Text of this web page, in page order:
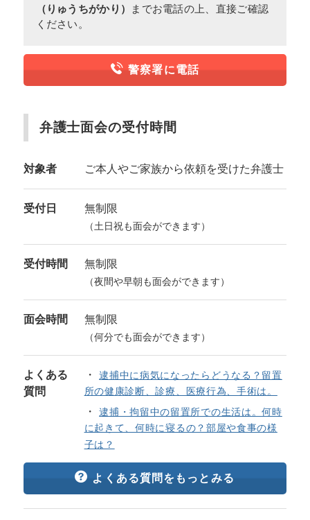
（りゅうちがかり）
までお電話の上、直接ご確認
ください。
警察署に電話
弁護士面会の受付時間
対象者 ご本人やご家族から依頼を受けた弁護士
受付日 無制限
（土日祝も面会ができます）
受付時間 無制限
（夜間や早朝も面会ができます）
面会時間 無制限
（何分でも面会ができます）
よくある
質問
逮捕中に病気になったらどうなる？留置
所の健康診断、診療、医療行為、手術は。
逮捕・拘留中の留置所での生活は。何時
に起きて、何時に寝るの？部屋や食事の様
子は？
よくある質問をもっとみる